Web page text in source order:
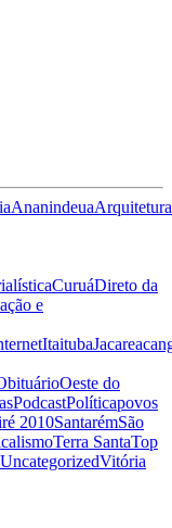
AnanindeuaArquitetura
CuruáDireto da
e
Itaituba
Oeste do
PodcastPolíticapovos
2010SantarémSão
Terra SantaTop
UncategorizedVitória